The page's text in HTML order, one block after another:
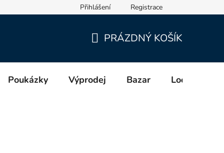
a distributorech (GPSR)Přihlášení Registrace
KOŠÍK
PRÁZDNÝ KOŠÍK
Poukázky Výprodej Bazar Lodě